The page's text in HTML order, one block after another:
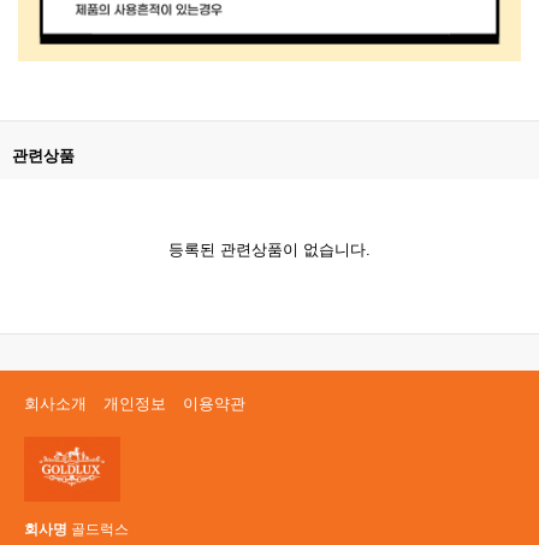
관련상품
등록된 관련상품이 없습니다.
회사소개 개인정보 이용약관
회사명 골드럭스